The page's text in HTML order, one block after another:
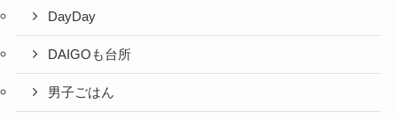
DayDay
DAIGOも台所
男子ごはん